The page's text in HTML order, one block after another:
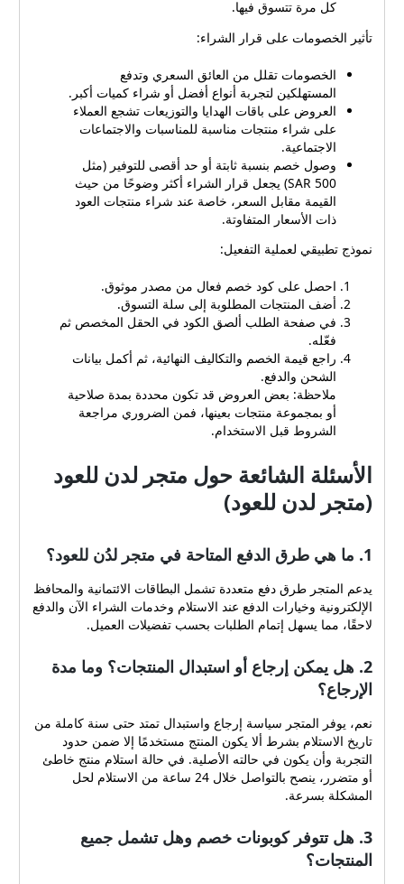
كل مرة تتسوق فيها.
تأثير الخصومات على قرار الشراء:
الخصومات تقلل من العائق السعري وتدفع
المستهلكين لتجربة أنواع أفضل أو شراء كميات أكبر.
العروض على باقات الهدايا والتوزيعات تشجع العملاء
على شراء منتجات مناسبة للمناسبات والاجتماعات
الاجتماعية.
وصول خصم بنسبة ثابتة أو حد أقصى للتوفير (مثل
500 SAR) يجعل قرار الشراء أكثر وضوحًا من حيث
القيمة مقابل السعر، خاصة عند شراء منتجات العود
ذات الأسعار المتفاوتة.
نموذج تطبيقي لعملية التفعيل:
احصل على كود خصم فعال من مصدر موثوق.
أضف المنتجات المطلوبة إلى سلة التسوق.
في صفحة الطلب ألصق الكود في الحقل المخصص ثم
فعّله.
راجع قيمة الخصم والتكاليف النهائية، ثم أكمل بيانات
الشحن والدفع.
ملاحظة: بعض العروض قد تكون محددة بمدة صلاحية
أو بمجموعة منتجات بعينها، فمن الضروري مراجعة
الشروط قبل الاستخدام.
الأسئلة الشائعة حول متجر لدن للعود
(متجر لدن للعود)
1. ما هي طرق الدفع المتاحة في متجر لدُن للعود؟
يدعم المتجر طرق دفع متعددة تشمل البطاقات الائتمانية والمحافظ
الإلكترونية وخيارات الدفع عند الاستلام وخدمات الشراء الآن والدفع
لاحقًا، مما يسهل إتمام الطلبات بحسب تفضيلات العميل.
2. هل يمكن إرجاع أو استبدال المنتجات؟ وما مدة
الإرجاع؟
نعم، يوفر المتجر سياسة إرجاع واستبدال تمتد حتى سنة كاملة من
تاريخ الاستلام بشرط ألا يكون المنتج مستخدمًا إلا ضمن حدود
التجربة وأن يكون في حالته الأصلية. في حالة استلام منتج خاطئ
أو متضرر، ينصح بالتواصل خلال 24 ساعة من الاستلام لحل
المشكلة بسرعة.
3. هل تتوفر كوبونات خصم وهل تشمل جميع
المنتجات؟